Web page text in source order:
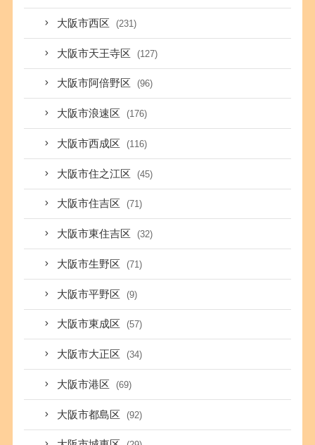
大阪市西区 (231)
大阪市天王寺区 (127)
大阪市阿倍野区 (96)
大阪市浪速区 (176)
大阪市西成区 (116)
大阪市住之江区 (45)
大阪市住吉区 (71)
大阪市東住吉区 (32)
大阪市生野区 (71)
大阪市平野区 (9)
大阪市東成区 (57)
大阪市大正区 (34)
大阪市港区 (69)
大阪市都島区 (92)